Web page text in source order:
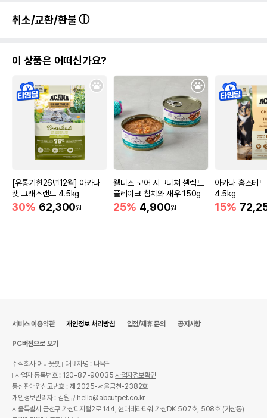
취소/교환/환불
이 상품은 어떠신가요?
[유통기한26년12월] 아카나
캣 그래스랜드 4.5kg
30% 62,300원
웰니스 코어 시그니쳐 셀렉트
플레이크 참치와 새우 150g
25% 4,900원
아카나 홈스테
4.5kg
15%
서비스 이용약관 개인정보 처리방침 입점/제휴 문의 공지사항
PC버전으로 보기
주식회사 어바웃펫
대표자명 : 나옥귀
사업자 등록번호 : 120-87-90035사업자정보확인
통신판매업신고번호 : 제 2025-서울금천-2382호
개인정보관리자 : 김원규 hello@aboutpet.co.kr
서울특별시 금천구 가산디지털2로 144, 현대테라타워 가산DK 507호, 508호 (가산동)